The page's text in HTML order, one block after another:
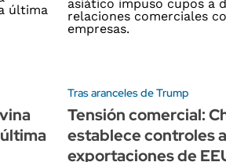
Tras aranceles de Trump
Tensión comercial:
establece controles
exportaciones de